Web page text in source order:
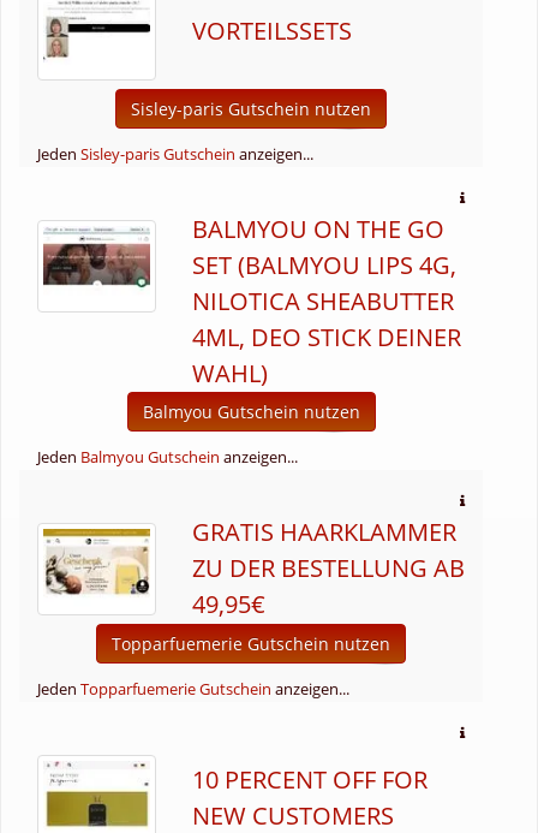
VORTEILSSETS
Sisley-paris Gutschein nutzen
Jeden Sisley-paris Gutschein anzeigen...
BALMYOU ON THE GO
SET (BALMYOU LIPS 4G,
NILOTICA SHEABUTTER
4ML, DEO STICK DEINER
WAHL)
Balmyou Gutschein nutzen
Jeden Balmyou Gutschein anzeigen...
GRATIS HAARKLAMMER
ZU DER BESTELLUNG AB
49,95€
Topparfuemerie Gutschein nutzen
Jeden Topparfuemerie Gutschein anzeigen...
10 PERCENT OFF FOR
NEW CUSTOMERS